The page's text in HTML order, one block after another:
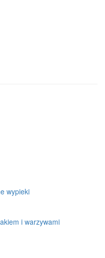
wypieki
i warzywami